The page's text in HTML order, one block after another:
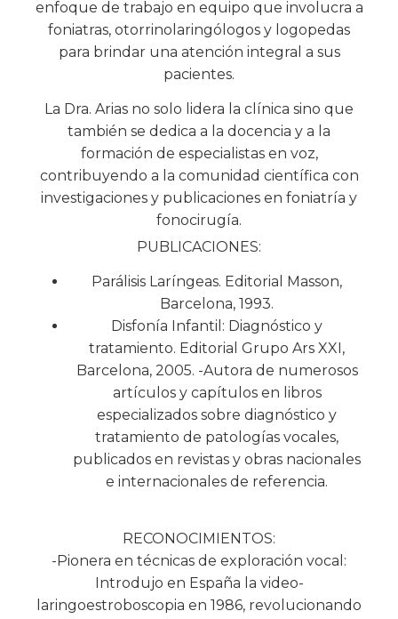
enfoque de trabajo en equipo que involucra a
foniatras, otorrinolaringólogos y logopedas
para brindar una atención integral a sus
pacientes.
La Dra. Arias no solo lidera la clínica sino que
también se dedica a la docencia y a la
formación de especialistas en voz,
contribuyendo a la comunidad científica con
investigaciones y publicaciones en foniatría y
fonocirugía.
PUBLICACIONES:
Parálisis Laríngeas. Editorial Masson,
Barcelona, 1993.
Disfonía Infantil: Diagnóstico y
tratamiento. Editorial Grupo Ars XXI,
Barcelona, 2005. -Autora de numerosos
artículos y capítulos en libros
especializados sobre diagnóstico y
tratamiento de patologías vocales,
publicados en revistas y obras nacionales
e internacionales de referencia.
RECONOCIMIENTOS:
-Pionera en técnicas de exploración vocal:
Introdujo en España la video-
laringoestroboscopia en 1986, revolucionando